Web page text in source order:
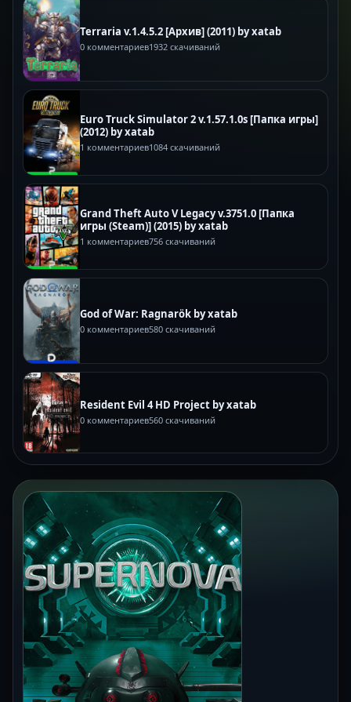
Terraria v.1.4.5.2 [Архив] (2011) by xatab
0 комментариев1932 скачиваний
Euro Truck Simulator 2 v.1.57.1.0s [Папка игры]
(2012) by xatab
1 комментариев1084 скачиваний
Grand Theft Auto V Legacy v.3751.0 [Папка
игры (Steam)] (2015) by xatab
1 комментариев756 скачиваний
God of War: Ragnarök by xatab
0 комментариев580 скачиваний
Resident Evil 4 HD Project by xatab
0 комментариев560 скачиваний